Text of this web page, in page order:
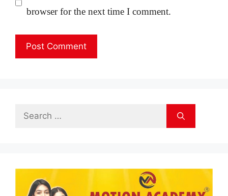
browser for the next time I comment.
Search